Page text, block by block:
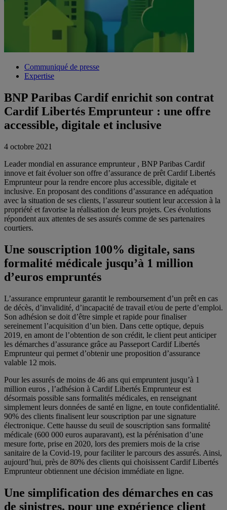
Communiqué de presse
Expertise
BNP Paribas Cardif enrichit son contrat
Cardif Libertés Emprunteur : une offre
accessible, digitale et inclusive
4 octobre 2021
Leader mondial en assurance emprunteur , BNP Paribas Cardif
innove et fait évoluer son offre d’assurance de prêt Cardif Libertés
Emprunteur pour la rendre encore plus accessible, digitale et
inclusive. En proposant des conditions d’assurance en adéquation
avec la situation de ses clients, l’assureur soutient leur accession à la
propriété et favorise la réalisation de leurs projets. Ces évolutions
répondent aux attentes de ses assurés comme de ses partenaires
courtiers.
Une souscription 100% digitale, sans
formalité médicale jusqu’à 1 million
d’euros empruntés
L’assurance emprunteur garantit le remboursement d’un prêt en cas
de décès, d’invalidité, d’incapacité de travail et/ou de perte d’emploi.
Son adhésion se doit d’être simple et rapide pour finaliser
sereinement l’acquisition d’un bien. Dans cette optique, depuis
2019, en amont de l’obtention de son crédit, le client peut anticiper
les démarches d’assurance grâce au Passeport Cardif Libertés
Emprunteur qui permet d’obtenir une proposition d’assurance
valable 12 mois.
Pour les assurés de moins de 46 ans qui empruntent jusqu’à 1
million euros , l’adhésion à Cardif Libertés Emprunteur est
désormais possible sans formalités médicales, en renseignant
simplement leurs données de santé en ligne, en toute confidentialité.
90% des clients finalisent leur souscription par une signature
électronique. Cette hausse du seuil de souscription sans formalité
médicale (600 000 euros auparavant), est la pérénisation d’une
mesure forte, prise en 2020, lors des premiers mois de la crise
sanitaire de la Covid-19, pour faciliter le parcours des assurés. Ainsi,
aujourd’hui, près de 80% des clients qui choisissent Cardif Libertés
Emprunteur obtiennent une décision immédiate en ligne.
Une simplification des démarches en cas
de sinistres, pour une expérience client